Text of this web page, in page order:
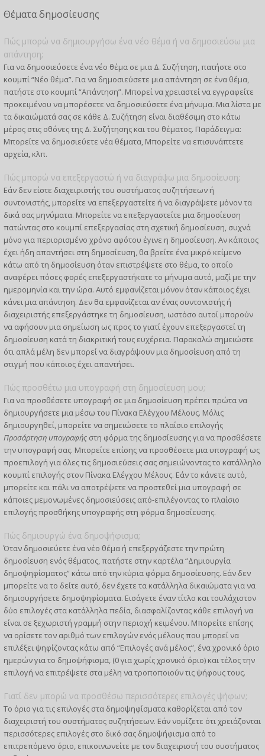
Θέματα δημοσίευσης
Πώς μπορώ να δημιουργήσω ένα νέο θέμα ή να δημοσιεύσω μια
απάντηση;
Για να δημοσιεύσετε ένα νέο θέμα σε μια Δ. Συζήτηση, πατήστε στο
κουμπί “Νέο θέμα”. Για να δημοσιεύσετε μια απάντηση σε ένα θέμα,
πατήστε στο κουμπί “Απάντηση”. Μπορεί να χρειαστεί να εγγραφείτε
προκειμένου να μπορέσετε να δημοσιεύσετε ένα μήνυμα. Μια λίστα με
τα δικαιώματά σας σε κάθε Δ. Συζήτηση είναι διαθέσιμη στο κάτω
μέρος στις οθόνες της Δ. Συζήτησης και του θέματος. Παράδειγμα:
Μπορείτε να δημοσιεύετε νέα θέματα, Μπορείτε να επισυνάπτετε
αρχεία, κλπ.
Πώς μπορώ να επεξεργαστώ ή να διαγράψω μια δημοσίευση;
Εάν δεν είστε διαχειριστής του συστήματος συζητήσεων ή
συντονιστής, μπορείτε να επεξεργαστείτε ή να διαγράψετε μόνον τα
δικά σας μηνύματα. Μπορείτε να επεξεργαστείτε μια δημοσίευση
πατώντας στο κουμπί επεξεργασίας στη σχετική δημοσίευση, συχνά
μόνο για περιορισμένο χρόνο αφότου έγινε η δημοσίευση. Αν κάποιος
έχει ήδη απαντήσει στη δημοσίευση, θα βρείτε ένα μικρό κείμενο
κάτω από τη δημοσίευση όταν επιστρέψετε στο θέμα, το οποίο
αναφέρει πόσες φορές επεξεργαστήκατε το μήνυμα αυτό, μαζί με την
ημερομηνία και την ώρα. Αυτό εμφανίζεται μόνον όταν κάποιος έχει
κάνει μια απάντηση. Δεν θα εμφανίζεται αν ένας συντονιστής ή
διαχειριστής επεξεργάστηκε τη δημοσίευση, ωστόσο αυτοί μπορούν
να αφήσουν μια σημείωση ως προς το γιατί έχουν επεξεργαστεί τη
δημοσίευση κατά τη διακριτική τους ευχέρεια. Παρακαλώ σημειώστε
ότι απλά μέλη δεν μπορεί να διαγράψουν μια δημοσίευση από τη
στιγμή που κάποιος έχει απαντήσει.
Πώς προσθέτω μια υπογραφή στη δημοσίευση μου;
Για να προσθέσετε υπογραφή σε μια δημοσίευση πρέπει πρώτα να
δημιουργήσετε μια μέσω του Πίνακα Ελέγχου Μέλους. Μόλις
δημιουργηθεί, μπορείτε να σημειώσετε το πλαίσιο επιλογής
Προσάρτηση υπογραφής στη φόρμα της δημοσίευσης για να προσθέσετε
την υπογραφή σας. Μπορείτε επίσης να προσθέσετε μια υπογραφή ως
προεπιλογή για όλες τις δημοσιεύσεις σας σημειώνοντας το κατάλληλο
κουμπί επιλογής στον Πίνακα Ελέγχου Μέλους. Εάν το κάνετε αυτό,
μπορείτε και πάλι να αποτρέψετε να προστεθεί μια υπογραφή σε
κάποιες μεμονωμένες δημοσιεύσεις από-επιλέγοντας το πλαίσιο
επιλογής προσθήκης υπογραφής στη φόρμα δημοσίευσης.
Πώς δημιουργώ ένα δημοψήφισμα;
Όταν δημοσιεύετε ένα νέο θέμα ή επεξεργάζεστε την πρώτη
δημοσίευση ενός θέματος, πατήστε στην καρτέλα “Δημιουργία
δημοψηφίσματος” κάτω από την κύρια φόρμα δημοσίευσης. Εάν δεν
μπορείτε να το δείτε αυτό, δεν έχετε τα κατάλληλα δικαιώματα για να
δημιουργήσετε δημοψηφίσματα. Εισάγετε έναν τίτλο και τουλάχιστον
δύο επιλογές στα κατάλληλα πεδία, διασφαλίζοντας κάθε επιλογή να
είναι σε ξεχωριστή γραμμή στην περιοχή κειμένου. Μπορείτε επίσης
να ορίσετε τον αριθμό των επιλογών ενός μέλους που μπορεί να
επιλέξει ψηφίζοντας κάτω από “Επιλογές ανά μέλος”, ένα χρονικό όριο
ημερών για το δημοψήφισμα, (0 για χωρίς χρονικό όριο) και τέλος την
επιλογή να επιτρέψετε στα μέλη να τροποποιούν τις ψήφους τους.
Γιατί δεν μπορώ να προσθέσω περισσότερες επιλογές ψήφων;
Το όριο για τις επιλογές στα δημοψηφίσματα καθορίζεται από τον
διαχειριστή του συστήματος συζητήσεων. Εάν νομίζετε ότι χρειάζονται
περισσότερες επιλογές στο δικό σας δημοψήφισμα από το
επιτρεπόμενο όριο, επικοινωνείτε με τον διαχειριστή του συστήματος